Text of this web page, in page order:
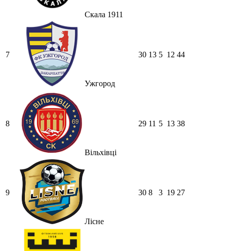
Скала 1911
7
Ужгород
30 13 5 12 44
8
Вільхівці
29 11 5 13 38
9
Лісне
30 8 3 19 27